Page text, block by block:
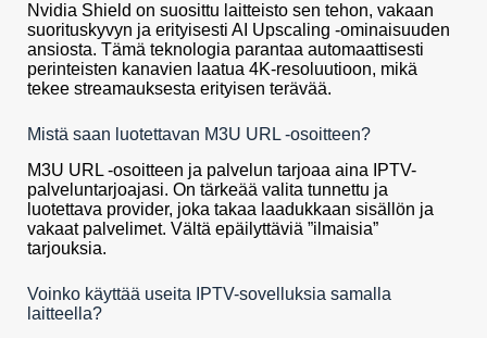
Nvidia Shield on suosittu laitteisto sen tehon, vakaan
suorituskyvyn ja erityisesti AI Upscaling -ominaisuuden
ansiosta. Tämä teknologia parantaa automaattisesti
perinteisten kanavien laatua 4K-resoluutioon, mikä
tekee streamauksesta erityisen terävää.
Mistä saan luotettavan M3U URL -osoitteen?
M3U URL -osoitteen ja palvelun tarjoaa aina IPTV-
palveluntarjoajasi. On tärkeää valita tunnettu ja
luotettava provider, joka takaa laadukkaan sisällön ja
vakaat palvelimet. Vältä epäilyttäviä ”ilmaisia”
tarjouksia.
Voinko käyttää useita IPTV-sovelluksia samalla
laitteella?